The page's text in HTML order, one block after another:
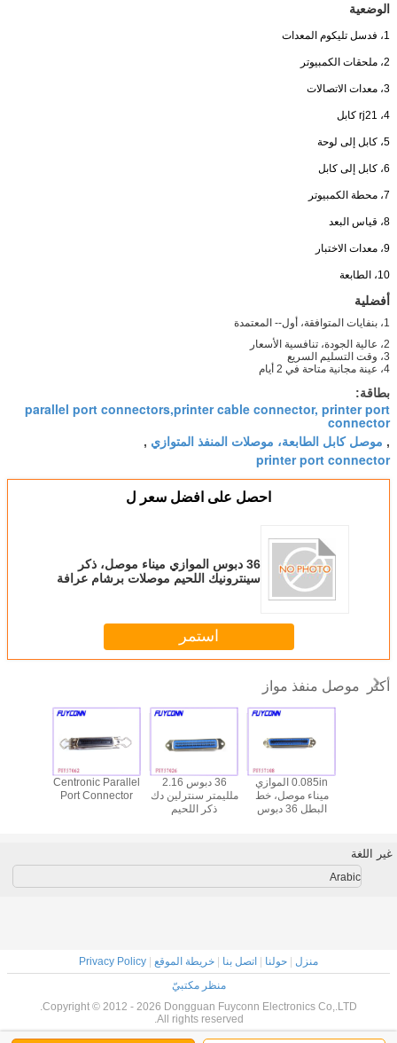
الوضعية
1، فدسل تليكوم المعدات
2، ملحقات الكمبيوتر
3، معدات الاتصالات
4، rj21 كابل
5، كابل إلى لوحة
6، كابل إلى كابل
7، محطة الكمبيوتر
8، قياس البعد
9، معدات الاختبار
10، الطابعة
أفضلية
1، بنفايات المتوافقة، أول-- المعتمدة
2، عالية الجودة، تنافسية الأسعار
3، وقت التسليم السريع
4، عينة مجانية متاحة في 2 أيام
بطاقة:
parallel port connectors,printer cable connector, printer port
connector
, موصل كابل الطابعة، موصلات المنفذ المتوازي ,
printer port connector
احصل على افضل سعر ل
36 دبوس الموازي ميناء موصل، ذكر
سينترونيك اللحيم موصلات برشام عرافة
استمر
أكثر موصل منفذ مواز
Centronic Parallel
Port Connector
36 دبوس 2.16
ملليمتر سنترلين دك
ذكر اللحيم
0.085in الموازي
ميناء موصل، خط
البطل 36 دبوس
غير اللغة
Arabic
منزل | حولنا | اتصل بنا | خريطة الموقع |
Privacy Policy
منظر مكتبيّ
Copyright © 2012 - 2026 Dongguan Fuyconn Electronics Co,.LTD.
All rights reserved.